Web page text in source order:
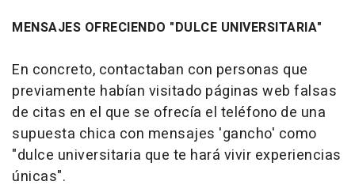
MENSAJES OFRECIENDO "DULCE UNIVERSITARIA"
En concreto, contactaban con personas que
previamente habían visitado páginas web falsas
de citas en el que se ofrecía el teléfono de una
supuesta chica con mensajes 'gancho' como
"dulce universitaria que te hará vivir experiencias
únicas".